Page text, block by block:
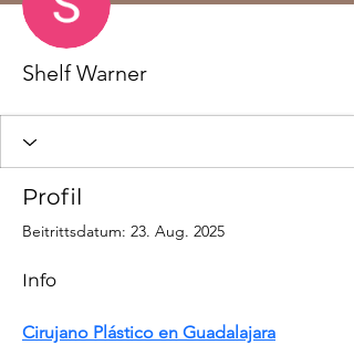
Shelf Warner
Profil
Beitrittsdatum: 23. Aug. 2025
Info
Cirujano Plástico en Guadalajara